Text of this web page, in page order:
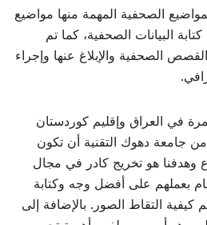
الصحفية المهمة منها مواضيع
البيانات الصحفية، كما تم
الصحفية والإبلاغ عنها وإجراء
في العراق وإقليم كوردستان
جامعة دهوك التقنية أن تكون
وهدفنا هو تخريج كادر في مجال
بعملهم على أفضل وجه وكتابة
التقاط الصور. بالإضافة إلى